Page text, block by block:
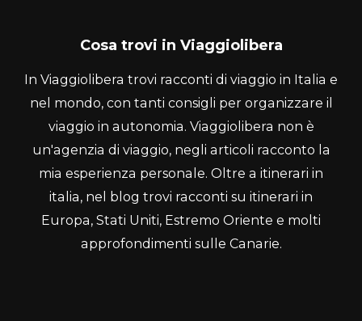
Cosa trovi in Viaggiolibera
In Viaggiolibera trovi racconti di viaggio in Italia e
nel mondo, con tanti consigli per organizzare il
viaggio in autonomia. Viaggiolibera non è
un'agenzia di viaggio, negli articoli racconto la
mia esperienza personale. Oltre a itinerari in
italia, nel blog trovi racconti su itinerari in
Europa, Stati Uniti, Estremo Oriente e molti
approfondimenti sulle Canarie.